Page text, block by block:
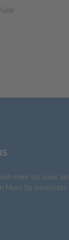
mehr als zwei
Muss für